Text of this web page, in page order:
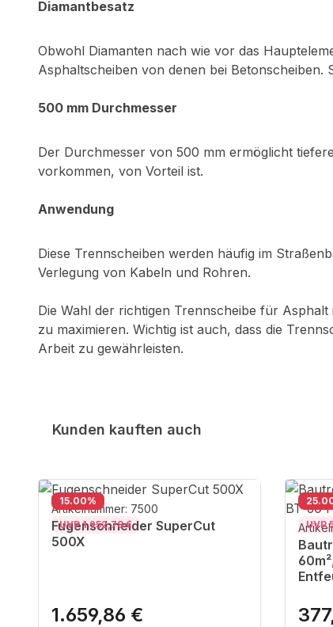
Diamantbesatz
Obwohl Diamanten nach wie vor das
Asphaltscheiben von denen bei Betonscheiben.
500 mm Durchmesser
Der Durchmesser von 500 mm ermöglicht
vorkommen, von Vorteil ist.
Anwendung
Diese Trennscheiben werden häufig im
Verlegung von Kabeln und Rohren.
Die Wahl der richtigen Trennscheibe für
zu maximieren. Wichtig ist auch, dass die
Arbeit zu gewährleisten.
Kunden kauften auch
Produktgalerie überspringen
15.00
Rabatt%
UVP 1.952,78 €
Artikelnummer: 7500
Fugenschneider SuperCut
500X
Regulärer Preis:
1.659,86 €
UVP